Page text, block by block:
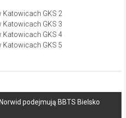
podejmują BBTS Bielsko